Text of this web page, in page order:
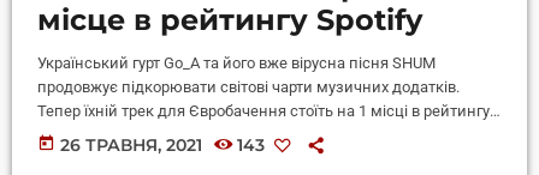
місце в рейтингу Spotify
Український гурт Go_A та його вже вірусна пісня SHUM
продовжує підкорювати світові чарти музичних додатків.
Тепер їхній трек для Євробачення стоїть на 1 місці в рейтингу
Spotify. На міжнародному пісенному конкурсі
Євробачення-2021 український етнофолк-гурт Go_A захопив не
today 26 ТРАВНЯ, 2021 143